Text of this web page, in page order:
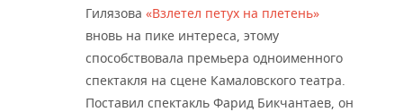
Гилязова «Взлетел петух на плетень»
вновь на пике интереса, этому
способствовала премьера одноименного
спектакля на сцене Камаловского театра.
Поставил спектакль Фарид Бикчантаев, он